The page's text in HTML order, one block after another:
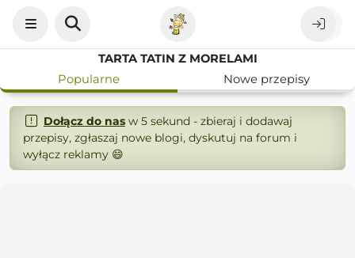
TARTA TATIN Z MORELAMI
Popularne
Nowe przepisy
Dołącz do nasw 5 sekund - zbieraj i dodawaj
przepisy, zgłaszaj nowe blogi, dyskutuj na forum i
wyłącz reklamy 😄